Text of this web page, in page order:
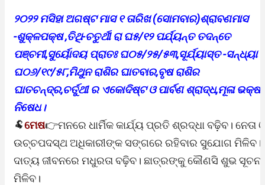
୨୦୨୨ ମସିହା ଅଗଷ୍ଟ ମାସ ୧ ତାରିଖ (ସୋମବାର)ଶ୍ରାବଣମାସ
-ଶୁକ୍ଳପକ୍ଷ ,ତିଥି-ଚତୁର୍ଥୀ ରା ଘ୫/୧୨ ପର୍ଯ୍ୟନ୍ତ ତଦନ୍ତେ
ପଞ୍ଚମୀ,ସୁର୍ୟୋଦୟ ପ୍ରାତଃ ଘ୦୫/୨୫/୫୩,ସୂର୍ଯ୍ୟାସ୍ତ -ସନ୍ଧ୍ୟା
ଘ୦୬/୧୯/୫୮,ମିଥୁନ ରାଶିର ଘାତବାର,ବୃଷ ରାଶିର
ଘାତଚନ୍ଦ୍ର,ଚର୍ତୁଥୀ ର ଏକୋଦିଷ୍ଟ ଓ ପାର୍ବଣ ଶ୍ରାଦ୍ଧ,ମୂଳା
ନିଷେଧ।
🐏ମେଷ👉ମନରେ ଧାର୍ମିକ କାର୍ଯ୍ୟ ପ୍ରତି ଶ୍ରଦ୍ଧା ବଢ଼ିବ। ନେତା ଓ
ଉଚ୍ଚପଦସ୍ଥ ଅଧିକାରୀଙ୍କ ସଙ୍ଗରେ ରହିବାର ସୁଯୋଗ ମିଳିବ।
ଦାତ୍ୟ ଜୀବନରେ ମଧୁରତା ବଢ଼ିବ। ଛାତ୍ରଙ୍କୁ କୌଣସି ଶୁଭ ସୂଚନା
ମିଳିବ।